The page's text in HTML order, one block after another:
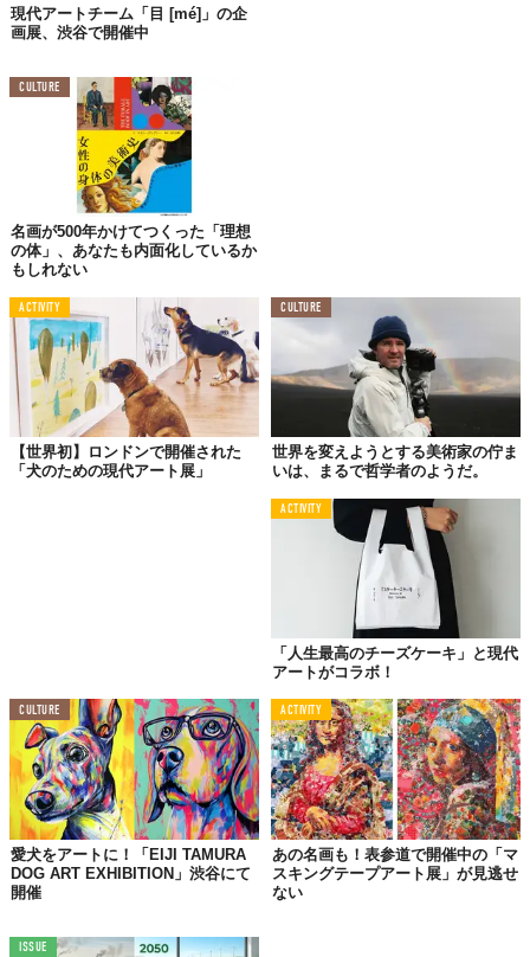
松山氏といえば、ニューヨークで“レガシィ”と称され、
ース・ヘリングやバンクシーも作品を発表してきた「バワリーミ
ューラル」に壁画を描き
今回は、プエルトリコ系アメリカ人アーティスト、カルロス・ロ
ロンとともに共同でキュレーション。
2人が積み重ねた対話に基づく、美術の歴史において常に検討され
る「美」の概念と、それが包摂する多面性、そして美が普遍的で
はないということを、マリリン・ミンターやフーマ・ババをはじ
め7名のアーティストとともに表現する。
©松山智一PR事務局
現代アートチーム「目 [mé]」の企
画展、渋谷で開催中
CULTURE
名画が500年かけてつくった「理想
の体」、あなたも内面化しているか
もしれない
ACTIVITY
【世界初】ロンドンで開催された
「犬のための現代アート展」
CULTURE
世界を変えようとする美術家の佇ま
いは、まるで哲学者のようだ。
ACTIVITY
「人生最高のチーズケーキ」と現代
アートがコラボ！
CULTURE
愛犬をアートに！「EIJI TAMURA
DOG ART EXHIBITION」渋谷にて
開催
ACTIVITY
あの名画も！表参道で開催中の「マ
スキングテープアート展」が見逃せ
ない
ISSUE